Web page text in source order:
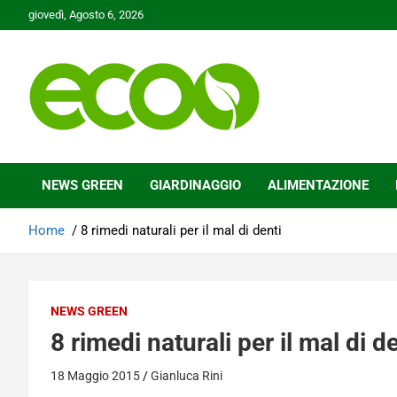
to
giovedì, Agosto 6, 2026
Ecoo.it
NEWS GREEN GIARDINAGGIO ALIMENTAZIONE
Home 8 rimedi naturali per il mal di denti
NEWS GREEN
8 rimedi naturali per il mal di
18 Maggio 2015 Gianluca Rini